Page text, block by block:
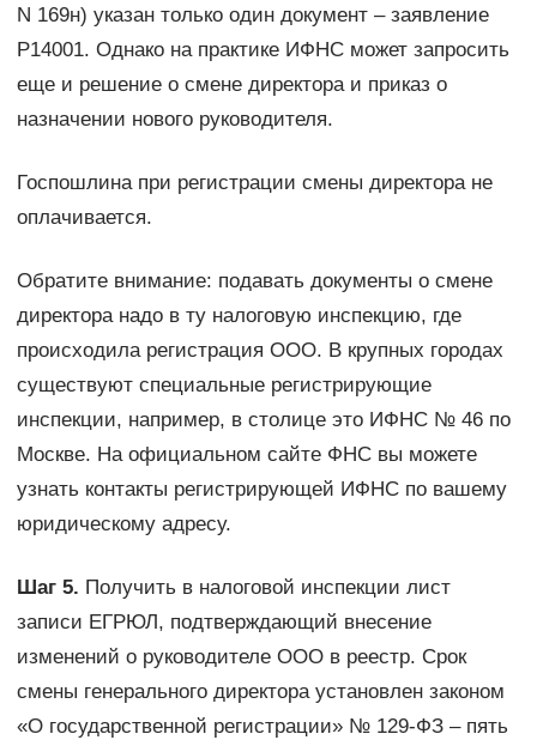
N 169н) указан только один документ – заявление
Р14001. Однако на практике ИФНС может запросить
еще и решение о смене директора и приказ о
назначении нового руководителя.
Госпошлина при регистрации смены директора не
оплачивается.
Обратите внимание: подавать документы о смене
директора надо в ту налоговую инспекцию, где
происходила регистрация ООО. В крупных городах
существуют специальные регистрирующие
инспекции, например, в столице это ИФНС № 46 по
Москве. На официальном сайте ФНС вы можете
узнать контакты регистрирующей ИФНС по вашему
юридическому адресу.
Шаг 5. Получить в налоговой инспекции лист
записи ЕГРЮЛ, подтверждающий внесение
изменений о руководителе ООО в реестр. Срок
смены генерального директора установлен законом
«О государственной регистрации» № 129-ФЗ – пять